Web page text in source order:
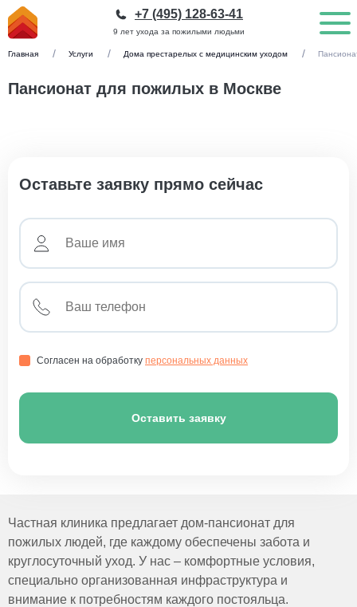
9 лет ухода за пожилыми людьми
+7 (495) 128-63-41
Главная Услуги Дома престарелых с медицинским уходом
Пансионат для пожилых в Москве
Оставьте заявку прямо сейчас
Согласен на обработку персональных данных
Оставить заявку
Частная клиника предлагает дом-пансионат для
пожилых людей, где каждому обеспечены забота и
круглосуточный уход. У нас – комфортные условия,
специально организованная инфраструктура и
внимание к потребностям каждого постояльца.